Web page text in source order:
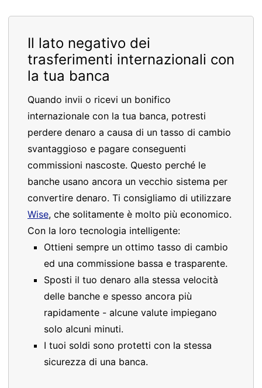
Il lato negativo dei
trasferimenti internazionali con
la tua banca
Quando invii o ricevi un bonifico
internazionale con la tua banca, potresti
perdere denaro a causa di un tasso di cambio
svantaggioso e pagare conseguenti
commissioni nascoste. Questo perché le
banche usano ancora un vecchio sistema per
convertire denaro. Ti consigliamo di utilizzare
Wise, che solitamente è molto più economico.
Con la loro tecnologia intelligente:
Ottieni sempre un ottimo tasso di cambio
ed una commissione bassa e trasparente.
Sposti il tuo denaro alla stessa velocità
delle banche e spesso ancora più
rapidamente - alcune valute impiegano
solo alcuni minuti.
I tuoi soldi sono protetti con la stessa
sicurezza di una banca.